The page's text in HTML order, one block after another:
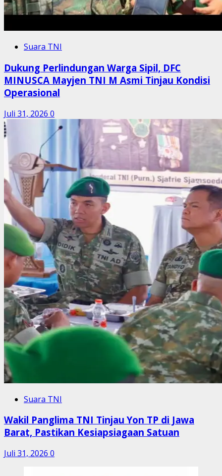
Suara TNI
Dukung Perlindungan Warga Sipil, DFC
MINUSCA Mayjen TNI M Asmi Tinjau Kondisi
Operasional
Juli 31, 2026 0
Suara TNI
Wakil Panglima TNI Tinjau Yon TP di Jawa
Barat, Pastikan Kesiapsiagaan Satuan
Juli 31, 2026 0